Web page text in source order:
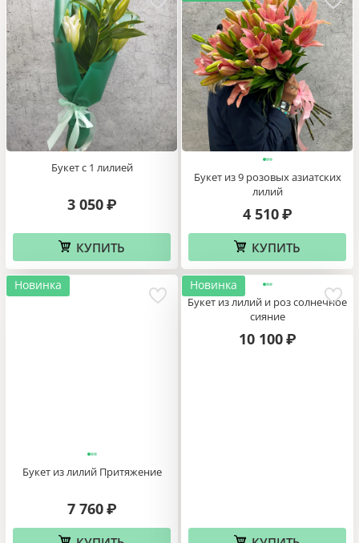
Букет с 1 лилией
3 050 ₽
КУПИТЬ
Букет из 9 розовых азиатских
лилий
4 510 ₽
КУПИТЬ
Новинка
Букет из лилий Притяжение
7 760 ₽
Новинка
Букет из лилий и роз солнечное
сияние
10 100 ₽